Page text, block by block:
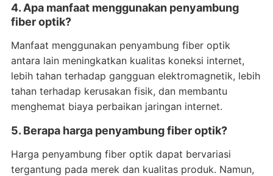
4. Apa manfaat menggunakan penyambung
fiber optik?
Manfaat menggunakan penyambung fiber optik
antara lain meningkatkan kualitas koneksi internet,
lebih tahan terhadap gangguan elektromagnetik, lebih
tahan terhadap kerusakan fisik, dan membantu
menghemat biaya perbaikan jaringan internet.
5. Berapa harga penyambung fiber optik?
Harga penyambung fiber optik dapat bervariasi
tergantung pada merek dan kualitas produk. Namun,